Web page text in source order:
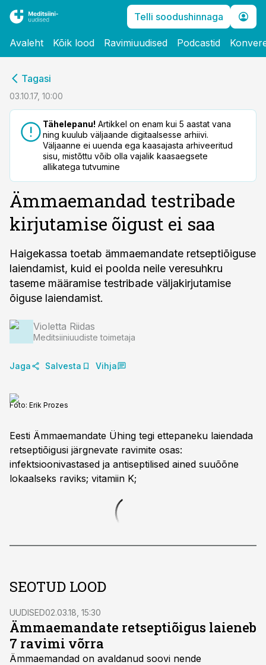
Telli soodushinnaga
Avaleht Kõik lood Ravimiuudised Podcastid
Tagasi
03.10.17, 10:00
Tähelepanu! Artikkel on enam kui 5 aastat vana
ning kuulub väljaande digitaalsesse arhiivi.
Väljaanne ei uuenda ega kaasajasta arhiveeritud
sisu, mistõttu võib olla vajalik kaasaegsete
allikatega tutvumine
Ämmaemandad testribade
kirjutamise õigust ei saa
Haigekassa toetab ämmaemandate retseptiõiguse
laiendamist, kuid ei poolda neile veresuhkru
taseme määramise testribade väljakirjutamise
õiguse laiendamist.
Violetta Riidas
Meditsiiniuudiste toimetaja
Jaga Salvesta Vihja
Foto: Erik Prozes
Eesti Ämmaemandate Ühing tegi ettepaneku laiendada
retseptiõigusi järgnevate ravimite osas:
infektsioonivastased ja antiseptilised ained suuõõne
lokaalseks raviks; vitamiin K;
SEOTUD LOOD
UUDISED02.03.18, 15:30
Ämmaemandate retseptiõigus laieneb
7 ravimi võrra
Ämmaemandad on avaldanud soovi nende